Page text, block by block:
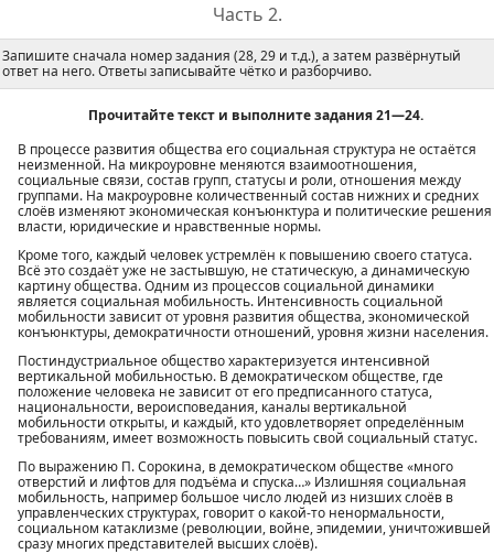
Часть 2.
Запишите сначала номер задания (28, 29 и т.д.), а затем развёрнутый
ответ на него. Ответы записывайте чётко и разборчиво.
Прочитайте текст и выполните задания 21—24.
В процессе развития общества его социальная структура не остаётся
неизменной. На микроуровне меняются взаимоотношения,
социальные связи, состав групп, статусы и роли, отношения между
группами. На макроуровне количественный состав нижних и средних
слоёв изменяют экономическая конъюнктура и политические решения
власти, юридические и нравственные нормы.
Кроме того, каждый человек устремлён к повышению своего статуса.
Всё это создаёт уже не застывшую, не статическую, а динамическую
картину общества. Одним из процессов социальной динамики
является социальная мобильность. Интенсивность социальной
мобильности зависит от уровня развития общества, экономической
конъюнктуры, демократичности отношений, уровня жизни населения.
Постиндустриальное общество характеризуется интенсивной
вертикальной мобильностью. В демократическом обществе, где
положение человека не зависит от его предписанного статуса,
национальности, вероисповедания, каналы вертикальной
мобильности открыты, и каждый, кто удовлетворяет определённым
требованиям, имеет возможность повысить свой социальный статус.
По выражению П. Сорокина, в демократическом обществе «много
отверстий и лифтов для подъёма и спуска…» Излишняя социальная
мобильность, например большое число людей из низших слоёв в
управленческих структурах, говорит о какой-то ненормальности,
социальном катаклизме (революции, войне, эпидемии, уничтожившей
сразу многих представителей высших слоёв).